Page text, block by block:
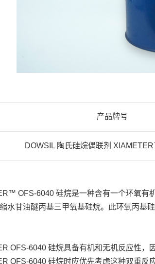
产品牌号
DOWSIL 陶氏硅烷偶联剂
OFS-6040 硅烷是一种含有一个环氧有
水甘油醚丙基三甲氧基硅烷。此环氧丙基
OFS-6040 硅烷具备有机和无机反应性，
OFS-6040 硅烷时应优先考虑这种双重反